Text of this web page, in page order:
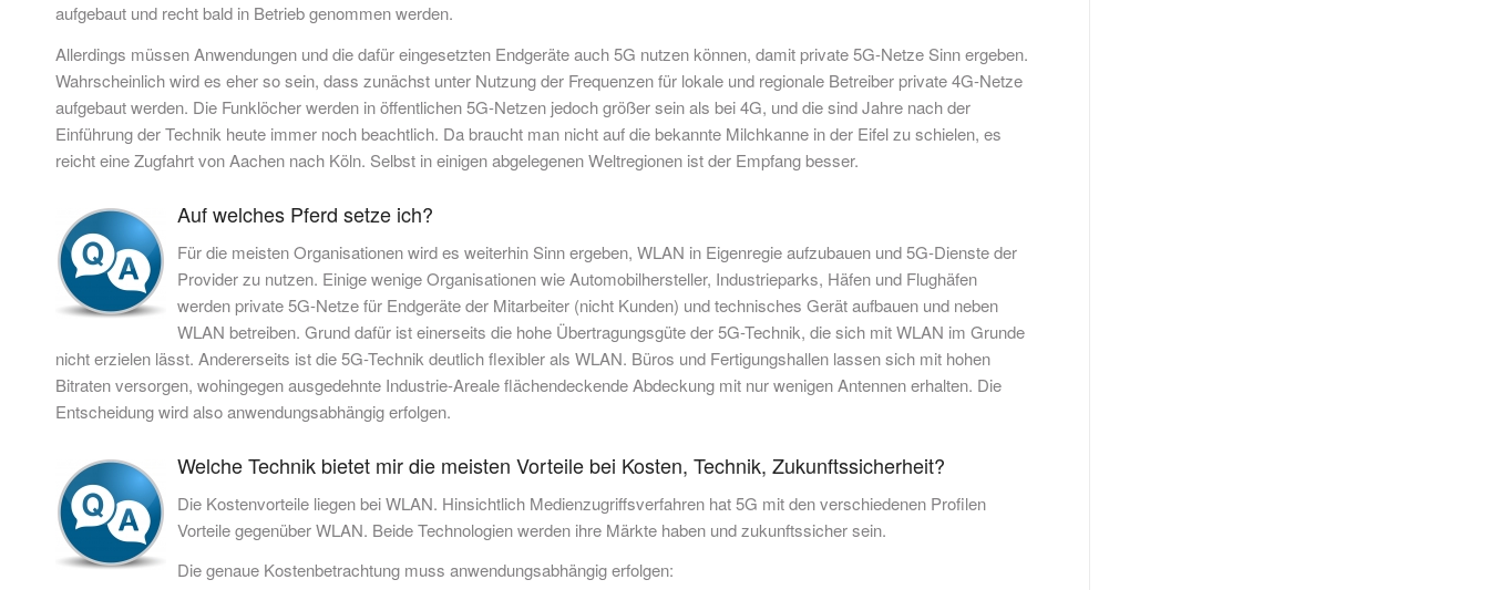
aufgebaut und recht bald in Betrieb genommen werden.
Allerdings müssen Anwendungen und die dafür eingesetzten Endgeräte auch 5G nutzen können, damit private 5G-Netze Sinn ergeben.
Wahrscheinlich wird es eher so sein, dass zunächst unter Nutzung der Frequenzen für lokale und regionale Betreiber private 4G-Netze
aufgebaut werden. Die Funklöcher werden in öffentlichen 5G-Netzen jedoch größer sein als bei 4G, und die sind Jahre nach der
Einführung der Technik heute immer noch beachtlich. Da braucht man nicht auf die bekannte Milchkanne in der Eifel zu schielen, es
reicht eine Zugfahrt von Aachen nach Köln. Selbst in einigen abgelegenen Weltregionen ist der Empfang besser.
Auf welches Pferd setze ich?
Für die meisten Organisationen wird es weiterhin Sinn ergeben, WLAN in Eigenregie aufzubauen und 5G-Dienste der
Provider zu nutzen. Einige wenige Organisationen wie Automobilhersteller, Industrieparks, Häfen und Flughäfen
werden private 5G-Netze für Endgeräte der Mitarbeiter (nicht Kunden) und technisches Gerät aufbauen und neben
WLAN betreiben. Grund dafür ist einerseits die hohe Übertragungsgüte der 5G-Technik, die sich mit WLAN im Grunde
nicht erzielen lässt. Andererseits ist die 5G-Technik deutlich flexibler als WLAN. Büros und Fertigungshallen lassen sich mit hohen
Bitraten versorgen, wohingegen ausgedehnte Industrie-Areale flächendeckende Abdeckung mit nur wenigen Antennen erhalten. Die
Entscheidung wird also anwendungsabhängig erfolgen.
Welche Technik bietet mir die meisten Vorteile bei Kosten, Technik, Zukunftssicherheit?
Die Kostenvorteile liegen bei WLAN. Hinsichtlich Medienzugriffsverfahren hat 5G mit den verschiedenen Profilen
Vorteile gegenüber WLAN. Beide Technologien werden ihre Märkte haben und zukunftssicher sein.
Die genaue Kostenbetrachtung muss anwendungsabhängig erfolgen: